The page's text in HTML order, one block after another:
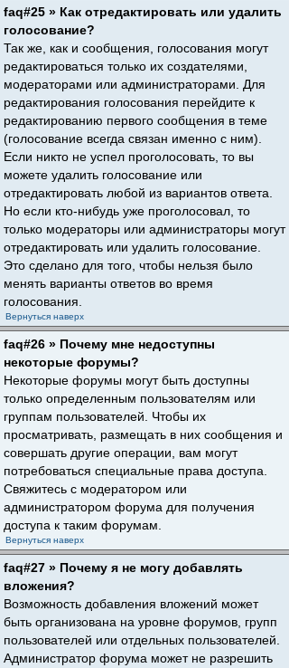
faq#25 » Как отредактировать или удалить
голосование?
Так же, как и сообщения, голосования могут
редактироваться только их создателями,
модераторами или администраторами. Для
редактирования голосования перейдите к
редактированию первого сообщения в теме
(голосование всегда связан именно с ним).
Если никто не успел проголосовать, то вы
можете удалить голосование или
отредактировать любой из вариантов ответа.
Но если кто-нибудь уже проголосовал, то
только модераторы или администраторы могут
отредактировать или удалить голосование.
Это сделано для того, чтобы нельзя было
менять варианты ответов во время
голосования.
Вернуться наверх
faq#26 » Почему мне недоступны
некоторые форумы?
Некоторые форумы могут быть доступны
только определенным пользователям или
группам пользователей. Чтобы их
просматривать, размещать в них сообщения и
совершать другие операции, вам могут
потребоваться специальные права доступа.
Свяжитесь с модератором или
администратором форума для получения
доступа к таким форумам.
Вернуться наверх
faq#27 » Почему я не могу добавлять
вложения?
Возможность добавления вложений может
быть организована на уровне форумов, групп
пользователей или отдельных пользователей.
Администратор форума может не разрешить